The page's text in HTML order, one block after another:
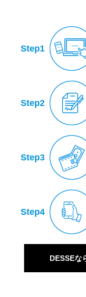
Step1
Step2
Step3
Step4
DESSEな